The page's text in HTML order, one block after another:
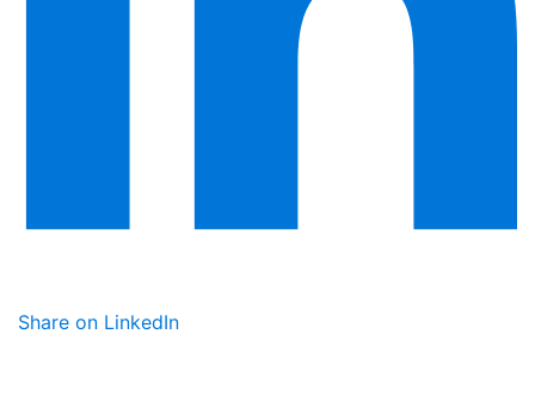
Share on LinkedIn